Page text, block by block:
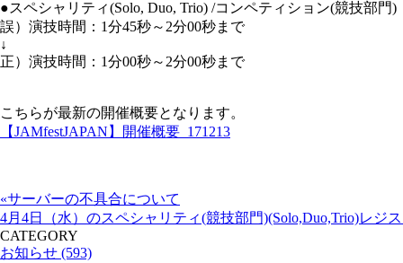
●スペシャリティ(Solo, Duo, Trio) /コンペティション(競技部門)
誤）演技時間：1分45秒～2分00秒まで
↓
正）演技時間：1分00秒～2分00秒まで
こちらが最新の開催概要となります。
【JAMfestJAPAN】開催概要_171213
«サーバーの不具合について
4月4日（水）のスペシャリティ(競技部門)(Solo,Duo,Trio)レジ
CATEGORY
お知らせ (593)